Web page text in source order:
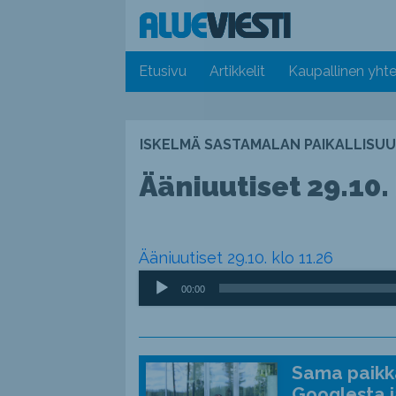
Etusivu Artikkelit Kaupallinen
ISKELMÄ SASTAMALAN
Ääniuutiset 29.10.
Ääniuutiset 29.10. klo 11.26
Äänitoistin
00:00
Sama